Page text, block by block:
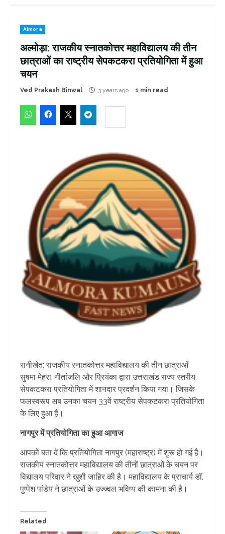
Almora
अल्मोड़ा: राजकीय स्नातकोत्तर महाविद्यालय की तीन
छात्राओं का राष्ट्रीय सेपकटकरा प्रतियोगिता में हुआ
चयन
Ved Prakash Binwal 3 years ago 1 min read
रानीखेत: राजकीय स्नातकोत्तर महाविद्यालय की तीन छात्राओं
सुषमा मेहरा, गीतांजलि और प्रियंका द्वारा उत्तराखंड राज्य स्तरीय
सेपकटकरा प्रतियोगिता में शानदार प्रदर्शन किया गया। जिसके
फलस्वरूप अब उनका चयन 33वें राष्ट्रीय सेपकटकरा प्रतियोगिता
के लिए हुआ है।
नागपुर में प्रतियोगिता का हुआ आगाज
आपको बता दें कि प्रतियोगिता नागपुर (महाराष्ट्र) में शुरू हो गई है।
राजकीय स्नातकोत्तर महाविद्यालय की तीनों छात्राओं के चयन पर
विद्यालय परिवार ने खुशी जाहिर की है। महाविद्यालय के प्राचार्य डॉ.
पुष्पेश पांडेय ने छात्राओं के उज्ज्वल भविष्य की कामना की है।
Related